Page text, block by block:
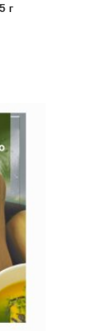
г